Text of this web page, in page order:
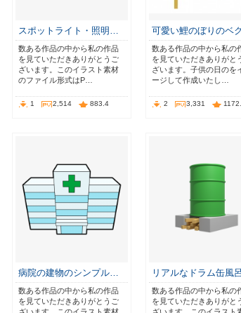
スポットライト・照明…
数ある作品の中から私の作品
を見ていただきありがとうご
ざいます。このイラスト素材
のファイル形式はP…
1 2,514 883.4
可愛い鯉のぼりのベ
数ある作品の中から私の
を見ていただきありがと
ざいます。子供の日のを
ージして作成いたし…
2 3,331
病院の建物のシンプル…
数ある作品の中から私の作品
を見ていただきありがとうご
リアルなドラム缶風
数ある作品の中から私の
を見ていただきありがと